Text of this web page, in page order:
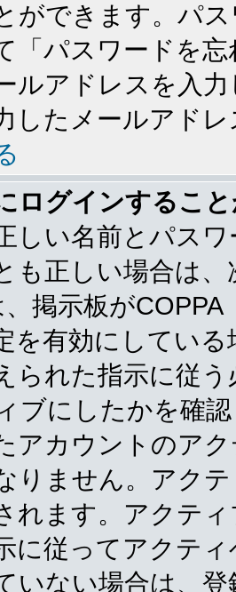
ができます。パ
「パスワードを
ルアドレスを入
したメールアド
ログインするこ
しい名前とパス
も正しい場合は
掲示板が
を有効にしてい
られた指示に従
ブにしたかを確
アカウントのア
りません。アク
れます。アクテ
に従ってアクテ
いない場合は、